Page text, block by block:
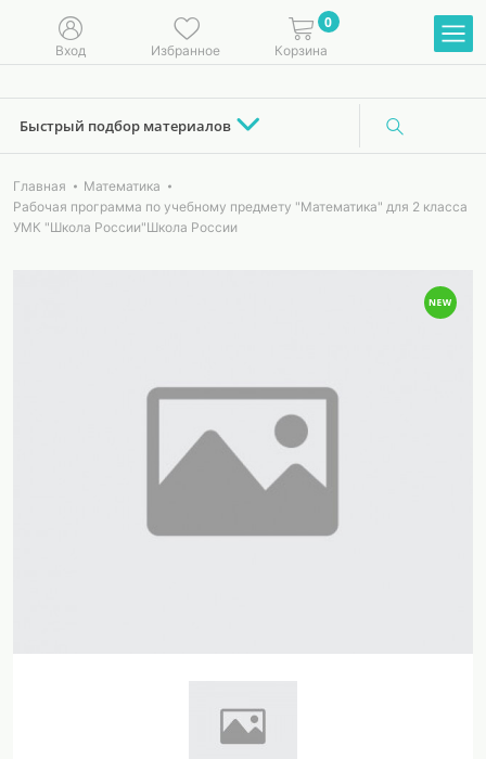
Вход Избранное
0
Корзина
Быстрый подбор материалов
Главная
Математика
Рабочая программа по учебному предмету "Математика" для 2 класса
УМК "Школа России"Школа России